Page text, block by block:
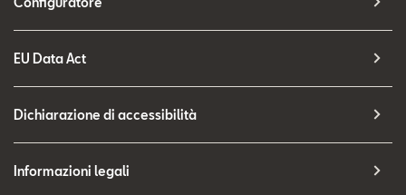
EU Data Act
Dichiarazione di accessibilità
Informazioni legali